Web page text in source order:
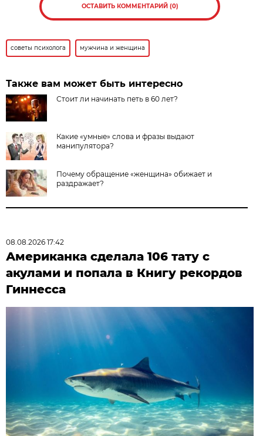
ОСТАВИТЬ КОММЕНТАРИЙ (0)
советы психолога мужчина и женщина
Также вам может быть интересно
Стоит ли начинать петь в 60 лет?
Какие «умные» слова и фразы выдают
манипулятора?
Почему обращение «женщина» обижает и
раздражает?
08.08.2026 17:42
Американка сделала 106 тату с
акулами и попала в Книгу рекордов
Гиннесса